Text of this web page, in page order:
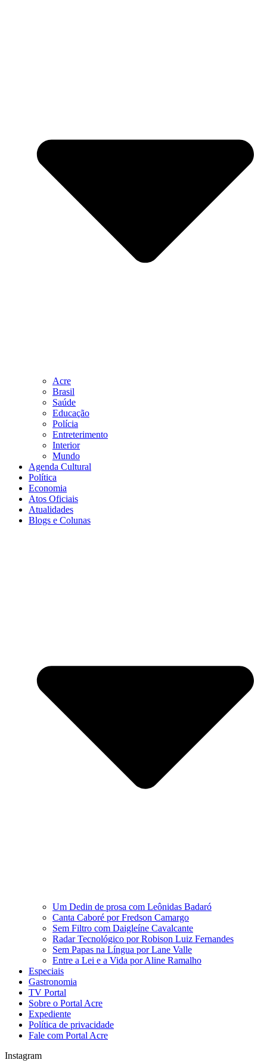
Acre
Brasil
Saúde
Educação
Polícia
Entreterimento
Interior
Mundo
Agenda Cultural
Política
Economia
Atos Oficiais
Atualidades
Blogs e Colunas
Um Dedin de prosa com Leônidas Badaró
Canta Caboré por Fredson Camargo
Sem Filtro com Daigleíne Cavalcante
Radar Tecnológico por Robison Luiz Fernandes
Sem Papas na Língua por Lane Valle
Entre a Lei e a Vida por Aline Ramalho
Especiais
Gastronomia
TV Portal
Sobre o Portal Acre
Expediente
Política de privacidade
Fale com Portal Acre
Instagram